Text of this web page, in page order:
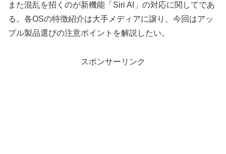
また混乱を招くのが新機能「Siri AI」の対応に関してであ
る。各OSの特徴紹介は大手メディアに譲り、今回はアッ
プル製品選びの注意ポイントを解説したい。
スポンサーリンク